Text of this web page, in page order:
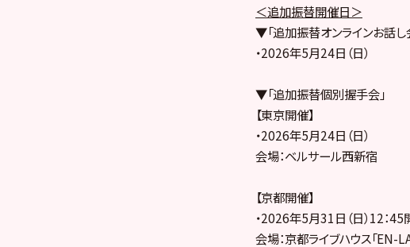
＜追加振替開催日＞
▼「追加振替オンラインお話し
・2026年5月24日（日）
▼「追加振替個別握手会」
【東京開催】
・2026年5月24日（日）
会場：ベルサール西新宿
【京都開催】
・2026年5月31日（日）12：45
会場：京都ライブハウス「EN-